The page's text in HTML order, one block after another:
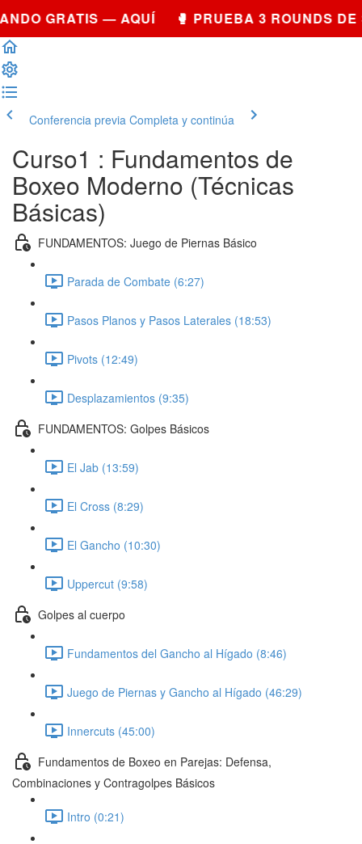
GRATIS — AQUÍ 🥊 PRUEBA 3 ROUNDS
Conferencia previa Completa y continúa
Curso1 : Fundamentos de
Boxeo Moderno (Técnicas
Básicas)
FUNDAMENTOS: Juego de Piernas Básico
Parada de Combate (6:27)
Pasos Planos y Pasos Laterales (18:53)
Pivots (12:49)
Desplazamientos (9:35)
FUNDAMENTOS: Golpes Básicos
El Jab (13:59)
El Cross (8:29)
El Gancho (10:30)
Uppercut (9:58)
Golpes al cuerpo
Fundamentos del Gancho al Hígado (8:46)
Juego de Piernas y Gancho al Hígado (46:29)
Innercuts (45:00)
Fundamentos de Boxeo en Parejas: Defensa,
Combinaciones y Contragolpes Básicos
Intro (0:21)